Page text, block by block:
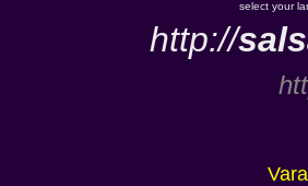
select your
http://